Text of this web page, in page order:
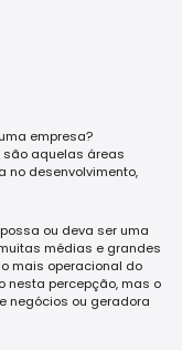
empresa?
são aquelas áreas
no desenvolvimento,
ou deva ser uma
médias e grandes
mais operacional do
nesta percepção, mas o
negócios ou geradora